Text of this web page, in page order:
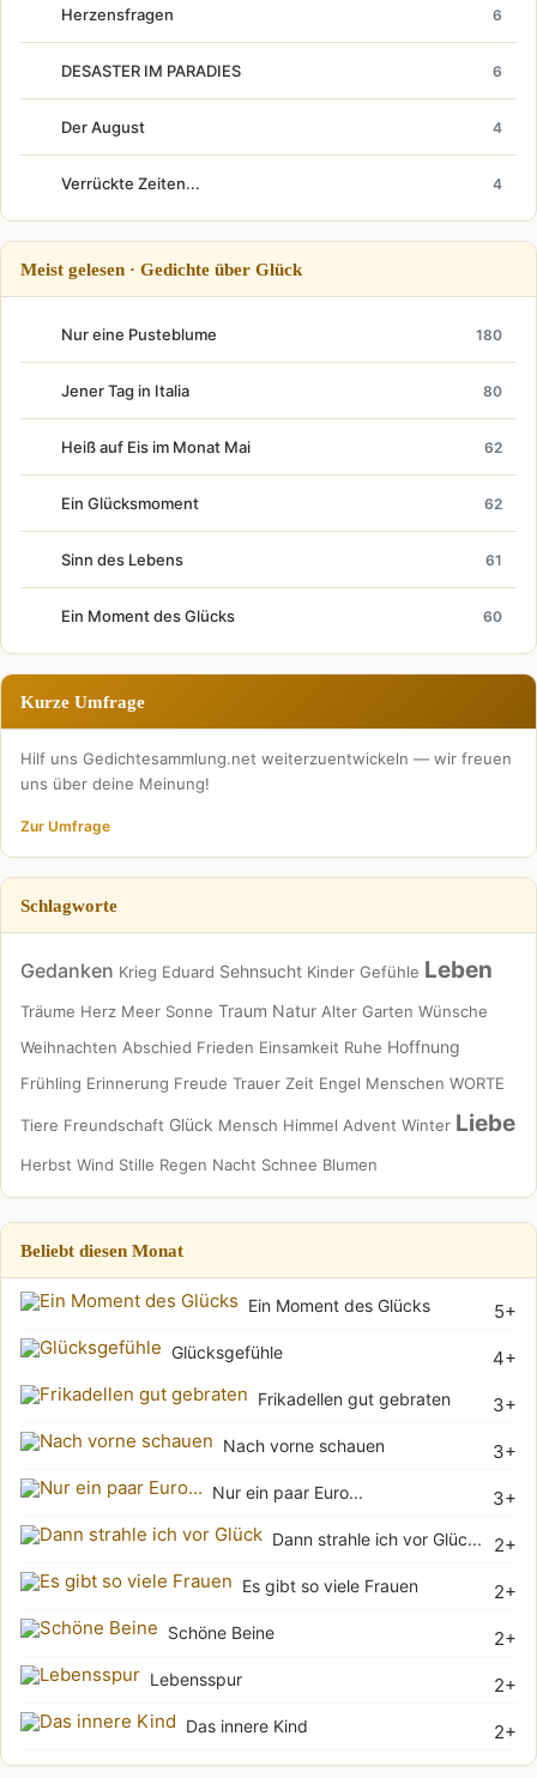
Herzensfragen 6
DESASTER IM PARADIES 6
Der August 4
Verrückte Zeiten... 4
Meist gelesen · Gedichte über Glück
Nur eine Pusteblume 180
Jener Tag in Italia 80
Heiß auf Eis im Monat Mai 62
Ein Glücksmoment 62
Sinn des Lebens 61
Ein Moment des Glücks 60
Kurze Umfrage
Hilf uns Gedichtesammlung.net weiterzuentwickeln — wir freuen
uns über deine Meinung!
Zur Umfrage
Schlagworte
Gedanken Krieg Eduard Sehnsucht Kinder Gefühle Leben
Träume Herz Meer Sonne Traum Natur Alter Garten Wünsche
Weihnachten Abschied Frieden Einsamkeit Ruhe Hoffnung
Frühling Erinnerung Freude Trauer Zeit Engel Menschen WORTE
Tiere Freundschaft Glück Mensch Himmel Advent Winter Liebe
Herbst Wind Stille Regen Nacht Schnee Blumen
Beliebt diesen Monat
5+
Ein Moment des Glücks
4+
Glücksgefühle
3+
Frikadellen gut gebraten
3+
Nach vorne schauen
3+
Nur ein paar Euro...
2+
Dann strahle ich vor Glüc...
2+
Es gibt so viele Frauen
2+
Schöne Beine
2+
Lebensspur
2+
Das innere Kind